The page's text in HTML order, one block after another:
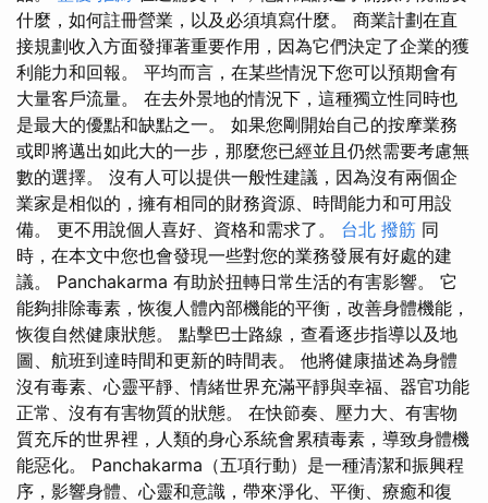
什麼，如何註冊營業，以及必須填寫什麼。 商業計劃在直
接規劃收入方面發揮著重要作用，因為它們決定了企業的獲
利能力和回報。 平均而言，在某些情況下您可以預期會有
大量客戶流量。 在去外景地的情況下，這種獨立性同時也
是最大的優點和缺點之一。 如果您剛開始自己的按摩業務
或即將邁出如此大的一步，那麼您已經並且仍然需要考慮無
數的選擇。 沒有人可以提供一般性建議，因為沒有兩個企
業家是相似的，擁有相同的財務資源、時間能力和可用設
備。 更不用說個人喜好、資格和需求了。 台北 撥筋 同
時，在本文中您也會發現一些對您的業務發展有好處的建
議。 Panchakarma 有助於扭轉日常生活的有害影響。 它
能夠排除毒素，恢復人體內部機能的平衡，改善身體機能，
恢復自然健康狀態。 點擊巴士路線，查看逐步指導以及地
圖、航班到達時間和更新的時間表。 他將健康描述為身體
沒有毒素、心靈平靜、情緒世界充滿平靜與幸福、器官功能
正常、沒有有害物質的狀態。 在快節奏、壓力大、有害物
質充斥的世界裡，人類的身心系統會累積毒素，導致身體機
能惡化。 Panchakarma（五項行動）是一種清潔和振興程
序，影響身體、心靈和意識，帶來淨化、平衡、療癒和復